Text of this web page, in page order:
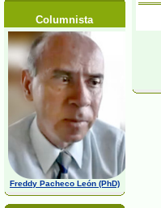
Columnista
Freddy Pacheco León (PhD)